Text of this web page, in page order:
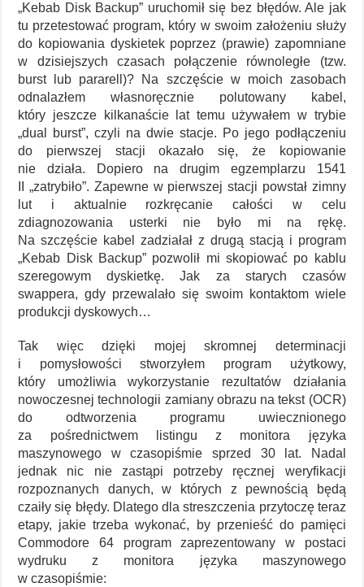
„Kebab Disk Backup” uruchomił się bez błędów. Ale jak
tu przetestować program, który w swoim założeniu służy
do kopiowania dyskietek poprzez (prawie) zapomniane
w dzisiejszych czasach połączenie równoległe (tzw.
burst lub pararell)? Na szczęście w moich zasobach
odnalazłem własnoręcznie polutowany kabel,
który jeszcze kilkanaście lat temu używałem w trybie
„dual burst”, czyli na dwie stacje. Po jego podłączeniu
do pierwszej stacji okazało się, że kopiowanie
nie działa. Dopiero na drugim egzemplarzu 1541
II „zatrybiło”. Zapewne w pierwszej stacji powstał zimny
lut i aktualnie rozkręcanie całości w celu
zdiagnozowania usterki nie było mi na rękę.
Na szczęście kabel zadziałał z drugą stacją i program
„Kebab Disk Backup” pozwolił mi skopiować po kablu
szeregowym dyskietkę. Jak za starych czasów
swappera, gdy przewalało się swoim kontaktom wiele
produkcji dyskowych…
Tak więc dzięki mojej skromnej determinacji
i pomysłowości stworzyłem program użytkowy,
który umożliwia wykorzystanie rezultatów działania
nowoczesnej technologii zamiany obrazu na tekst (OCR)
do odtworzenia programu uwiecznionego
za pośrednictwem listingu z monitora języka
maszynowego w czasopiśmie sprzed 30 lat. Nadal
jednak nic nie zastąpi potrzeby ręcznej weryfikacji
rozpoznanych danych, w których z pewnością będą
czaiły się błędy. Dlatego dla streszczenia przytoczę teraz
etapy, jakie trzeba wykonać, by przenieść do pamięci
Commodore 64 program zaprezentowany w postaci
wydruku z monitora języka maszynowego
w czasopiśmie: